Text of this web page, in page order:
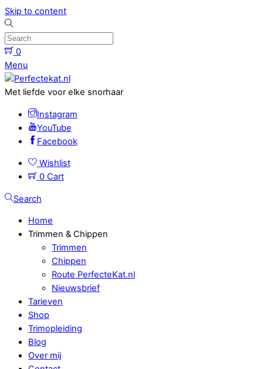
Skip to content
0
Menu
Met liefde voor elke snorhaar
Instagram
YouTube
Facebook
Wishlist
0 Cart
Search
Home
Trimmen & Chippen
Trimmen
Chippen
Route PerfecteKat.nl
Nieuwsbrief
Tarieven
Shop
Trimopleiding
Blog
Over mij